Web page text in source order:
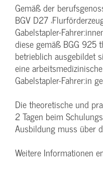
Gemäß der
BGV D27
Gabelstapler-
diese gemäß BGG 925
betrieblich ausgebildet
eine
Gabelstapler-Fahrer:in
Die theoretische und
2 Tagen beim
Ausbildung muss über
Weitere Informationen